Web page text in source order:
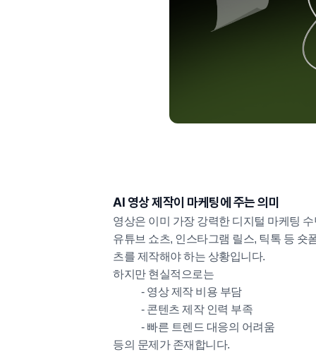
AI 영상 제작이 마케팅에 주는 의미
영상은 이미 가장 강력한 디지털 마케팅
유튜브 쇼츠, 인스타그램 릴스, 틱톡 등 숏
츠를 제작해야 하는 상황입니다.
하지만 현실적으로는
- 영상 제작 비용 부담
- 콘텐츠 제작 인력 부족
- 빠른 트렌드 대응의 어려움
등의 문제가 존재합니다.